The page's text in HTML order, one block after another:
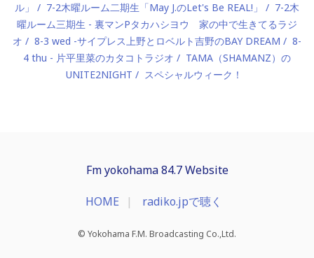
ル」
7-2木曜ルーム二期生「May J.のLet's Be REAL!」
7-2木
曜ルーム三期生 - 裏マンPタカハシヨウ 家の中で生きてるラジ
オ
8-3 wed -サイプレス上野とロベルト吉野のBAY DREAM
8-
4 thu - 片平里菜のカタコトラジオ
TAMA（SHAMANZ）の
UNITE2NIGHT
スペシャルウィーク！
Fm yokohama 84.7 Website
HOME radiko.jpで聴く
© Yokohama F.M. Broadcasting Co.,Ltd.